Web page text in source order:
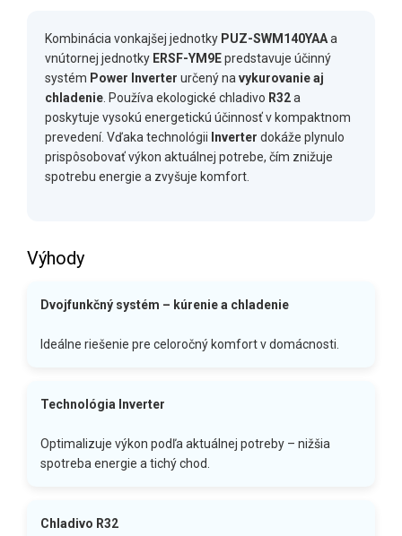
Kombinácia vonkajšej jednotky PUZ-SWM140YAAa
vnútornej jednotky ERSF-YM9Epredstavuje účinný
systém Power Inverter určený na vykurovanie aj
chladenie . Používa ekologické chladivo R32a
poskytuje vysokú energetickú účinnosť v kompaktnom
prevedení. Vďaka technológii Inverter dokáže plynulo
prispôsobovať výkon aktuálnej potrebe, čím znižuje
spotrebu energie a zvyšuje komfort.
Výhody
Dvojfunkčný systém – kúrenie a chladenie
Ideálne riešenie pre celoročný komfort v domácnosti.
Technológia Inverter
Optimalizuje výkon podľa aktuálnej potreby – nižšia
spotreba energie a tichý chod.
Chladivo R32